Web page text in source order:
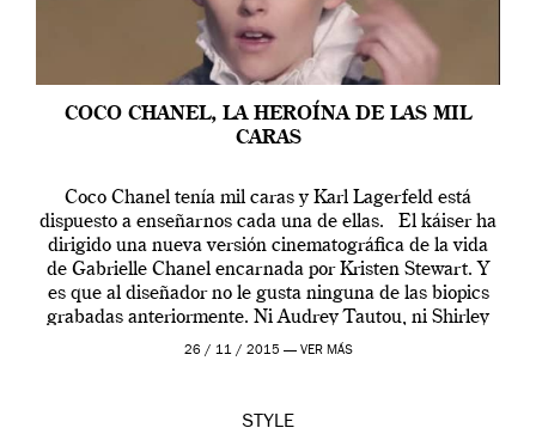
COCO CHANEL, LA HEROÍNA DE LAS MIL
CARAS
Coco Chanel tenía mil caras y Karl Lagerfeld está
dispuesto a enseñarnos cada una de ellas. El káiser ha
dirigido una nueva versión cinematográfica de la vida
de Gabrielle Chanel encarnada por Kristen Stewart. Y
es que al diseñador no le gusta ninguna de las biopics
grabadas anteriormente. Ni Audrey Tautou, ni Shirley
McLaine ni ninguna otra. A él […]
26 / 11 / 2015 — VER MÁS
STYLE